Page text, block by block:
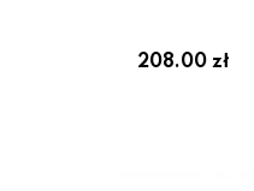
208.00 zł